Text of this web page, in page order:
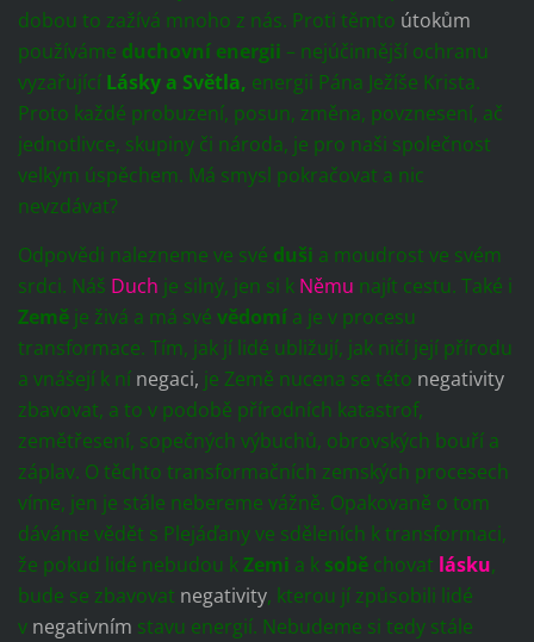
dobou to zažívá mnoho z nás. Proti těmto útokům
používáme duchovní energii – nejúčinnější ochranu
vyzařující Lásky a Světla, energii Pána Ježíše Krista.
Proto každé probuzení, posun, změna, povznesení, ač
jednotlivce, skupiny či národa, je pro naši společnost
velkým úspěchem. Má smysl pokračovat a nic
nevzdávat?
Odpovědi nalezneme ve své duši a moudrost ve svém
srdci. Náš Duch je silný, jen si k Němu najít cestu. Také i
Zeměje živá a má své vědomí a je v procesu
transformace. Tím, jak jí lidé ubližují, jak ničí její přírodu
a vnášejí k ní negaci, je Země nucena se této negativity
zbavovat, a to v podobě přírodních katastrof,
zemětřesení, sopečných výbuchů, obrovských bouří a
záplav. O těchto transformačních zemských procesech
víme, jen je stále nebereme vážně. Opakovaně o tom
dáváme vědět s Plejáďany ve sděleních k transformaci,
že pokud lidé nebudou kZemi a k soběchovat lásku,
bude se zbavovat negativity, kterou jí způsobili lidé
v negativním stavu energií. Nebudeme si tedy stále